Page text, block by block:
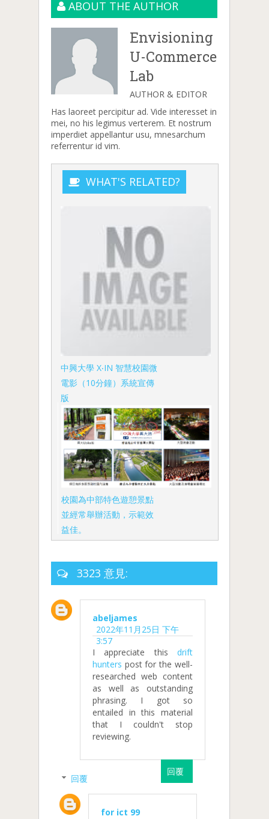
ABOUT THE AUTHOR
Envisioning
U-Commerce
Lab
AUTHOR & EDITOR
Has laoreet percipitur ad. Vide interesset in
mei, no his legimus verterem. Et nostrum
imperdiet appellantur usu, mnesarchum
referrentur id vim.
WHAT'S RELATED?
中興大學 X‧IN 智慧校園微
電影（10分鐘）系統宣傳
版
校園為中部特色遊憩景點
並經常舉辦活動，示範效
益佳。
3323 意見:
abeljames
2022年11月25日 下午
3:57
I appreciate this drift
hunters post for the well-
researched web content
as well as outstanding
phrasing. I got so
entailed in this material
that I couldn't stop
reviewing.
回覆
回覆
for ict 99